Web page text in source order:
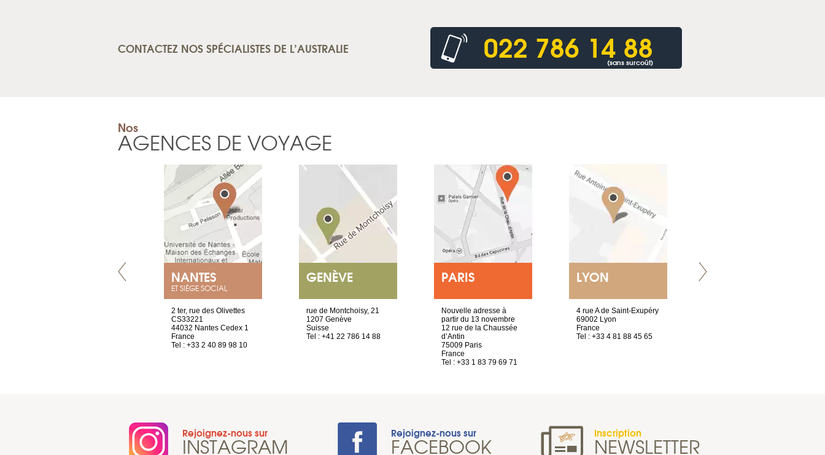
CONTACTEZ NOS SPÉCIALISTES DE L’AUSTRALIE 022 786 14 88
(sans surcoût)
Nos
AGENCES DE VOYAGE
NANTES
ET SIÈGE SOCIAL
2 ter, rue des Olivettes
CS33221
44032 Nantes Cedex 1
France
Tel : +33 2 40 89 98 10
GENÈVE
rue de Montchoisy, 21
1207 Genève
Suisse
Tel : +41 22 786 14 88
PARIS
Nouvelle adresse à
partir du 13 novembre
12 rue de la Chaussée
d’Antin
75009 Paris
France
Tel : +33 1 83 79 69 71
LYON
4 rue A de Saint-Exupéry
69002 Lyon
France
Tel : +33 4 81 88 45 65
Rejoignez-nous sur
INSTAGRAM Rejoignez-nous sur
FACEBOOK Inscription
NEWSLETTER